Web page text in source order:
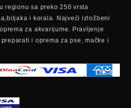
regionu sa preko 250 vrsta
i korala. Najveći izložbeni
za akvarijume. Pravljenje
i oprema za pse, mačke i